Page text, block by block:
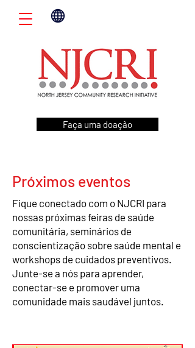
Faça uma doação
Próximos eventos
Fique conectado com o NJCRI para
nossas próximas feiras de saúde
comunitária, seminários de
conscientização sobre saúde mental e
workshops de cuidados preventivos.
Junte-se a nós para aprender,
conectar-se e promover uma
comunidade mais saudável juntos.